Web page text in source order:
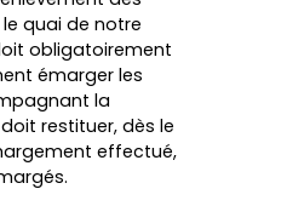
quai de notre
obligatoirement
émarger les
la
restituer, dès le
effectué,